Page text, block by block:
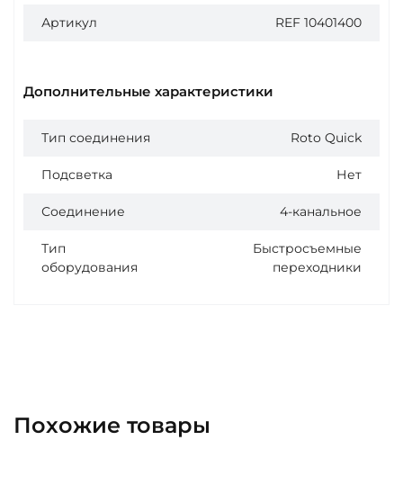
Артикул REF 10401400
Дополнительные характеристики
Тип соединения Roto Quick
Подсветка Нет
Соединение 4-канальное
Тип
оборудования
Быстросъемные
переходники
Похожие товары